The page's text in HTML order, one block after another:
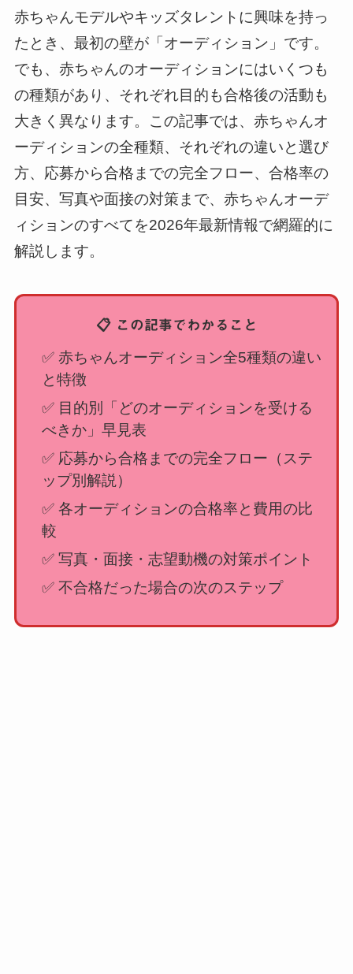
赤ちゃんモデルやキッズタレントに興味を持っ
たとき、最初の壁が「オーディション」です。
でも、赤ちゃんのオーディションにはいくつも
の種類があり、それぞれ目的も合格後の活動も
大きく異なります。この記事では、赤ちゃんオ
ーディションの全種類、それぞれの違いと選び
方、応募から合格までの完全フロー、合格率の
目安、写真や面接の対策まで、赤ちゃんオーデ
ィションのすべてを2026年最新情報で網羅的に
解説します。
📋 この記事でわかること
✅ 赤ちゃんオーディション全5種類の違い
と特徴
✅ 目的別「どのオーディションを受ける
べきか」早見表
✅ 応募から合格までの完全フロー（ステ
ップ別解説）
✅ 各オーディションの合格率と費用の比
較
✅ 写真・面接・志望動機の対策ポイント
✅ 不合格だった場合の次のステップ